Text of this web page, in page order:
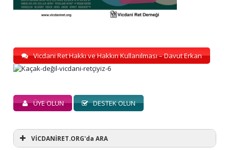
Vicdani Ret Hakkı ve Hakkın Kullanılması – Davut Erkan
ÜYE OLUN DESTEK OLUN
VİCDANİRET.ORG'da ARA